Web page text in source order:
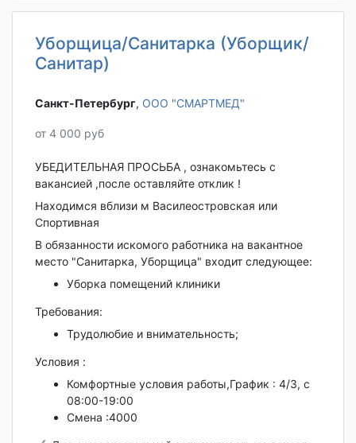
Уборщица/Санитарка (Уборщик/
Санитар)
Санкт-Петербург‎, ООО "СМАРТМЕД"
от 4 000 руб
УБЕДИТЕЛЬНАЯ ПРОСЬБА , ознакомьтесь с
вакансией ,после оставляйте отклик !
Находимся вблизи м Василеостровская или
Спортивная
В обязанности искомого работника на вакантное
место "Санитарка, Уборщица" входит следующее:
Уборка помещений клиники
Требования:
Трудолюбие и внимательность;
Условия :
Комфортные условия работы,График : 4/3, с
08:00-19:00
Смена :4000